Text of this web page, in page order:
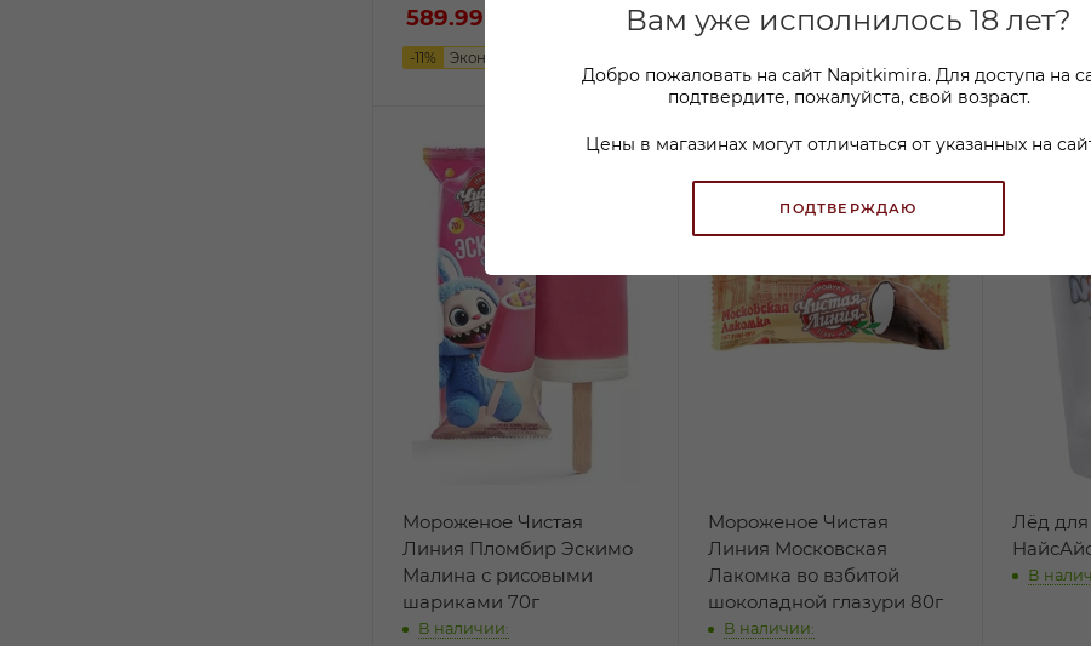
Вам уже исполнилось 18 лет?
Добро пожаловать на сайт Napitkimira. Для доступа на
подтвердите, пожалуйста, свой возраст.
Цены в магазинах могут отличаться от указанных на
ПОДТВЕРЖДАЮ
589.99 ₽
-11% Экономия
589.99 ₽/шт 89.99 ₽
Мороженое Чистая
Линия Пломбир Эскимо
Малина с рисовыми
шариками 70г
В наличии:
Мороженое Чистая
Линия Московская
Лакомка во взбитой
шоколадной глазури 80г
В наличии:
Лёд для
В